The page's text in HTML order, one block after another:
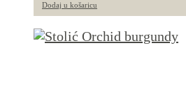
Dodaj u košaricu